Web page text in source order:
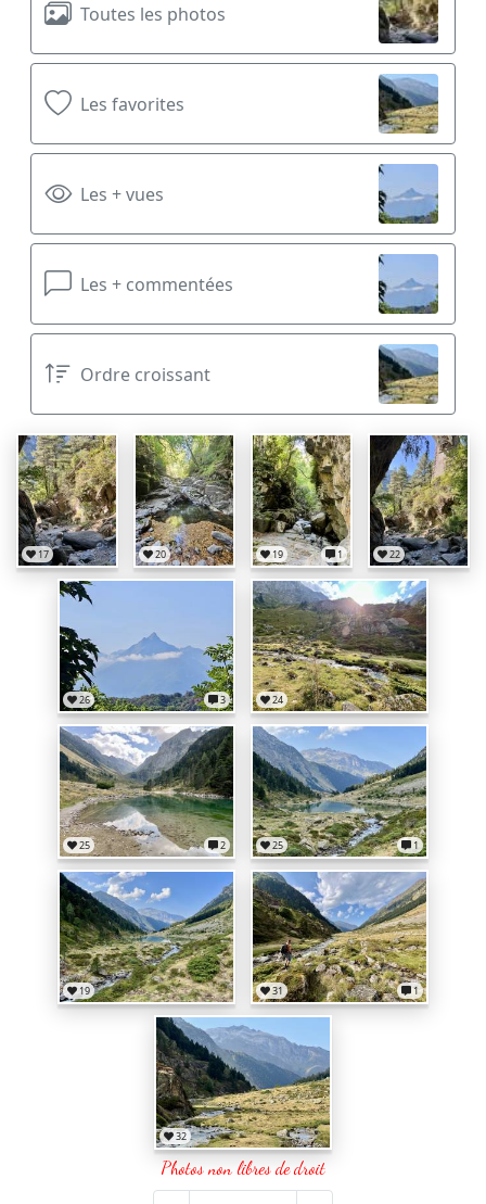
Toutes les photos
Les favorites
Les + vues
Les + commentées
Ordre croissant
17 20 19 1 22
26 3 24
25 2 25 1
19 31 1
32
Photos non libres de droit